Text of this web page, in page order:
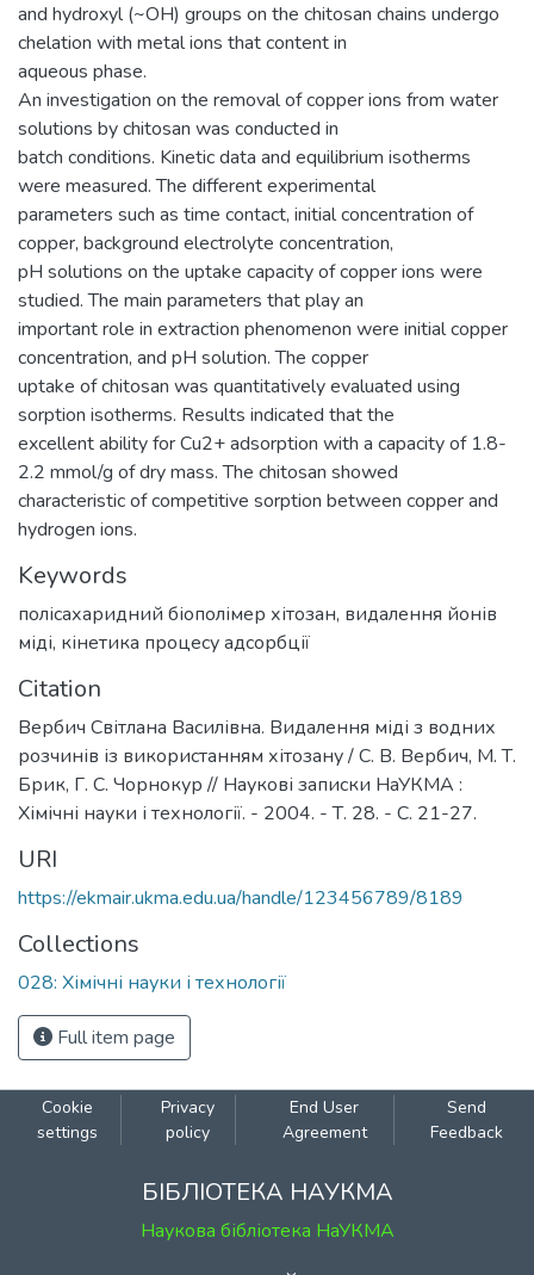
and hydroxyl (~OH) groups on the chitosan chains undergo
chelation with metal ions that content in
aqueous phase.
An investigation on the removal of copper ions from water
solutions by chitosan was conducted in
batch conditions. Kinetic data and equilibrium isotherms
were measured. The different experimental
parameters such as time contact, initial concentration of
copper, background electrolyte concentration,
pH solutions on the uptake capacity of copper ions were
studied. The main parameters that play an
important role in extraction phenomenon were initial copper
concentration, and pH solution. The copper
uptake of chitosan was quantitatively evaluated using
sorption isotherms. Results indicated that the
excellent ability for Cu2+ adsorption with a capacity of 1.8-
2.2 mmol/g of dry mass. The chitosan showed
characteristic of competitive sorption between copper and
hydrogen ions.
Keywords
полісахаридний біополімер хітозан, видалення йонів
міді, кінетика процесу адсорбції
Citation
Вербич Світлана Василівна. Видалення міді з водних
розчинів із використанням хітозану / С. В. Вербич, М. Т.
Брик, Г. С. Чорнокур // Наукові записки НаУКМА :
Хімічні науки і технології. - 2004. - Т. 28. - С. 21-27.
URI
https://ekmair.ukma.edu.ua/handle/123456789/8189
Collections
028: Хімічні науки і технології
Full item page
Cookie
settings
Privacy
policy
End User
Agreement
Send
Feedback
БІБЛІОТЕКА НАУКМА
Наукова бібліотека НаУКМА